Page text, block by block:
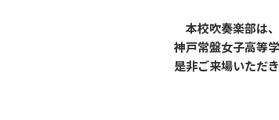
本校吹奏楽部は
神戸常盤女子高等
是非ご来場いただ